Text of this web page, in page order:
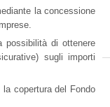
la concessione
possibilità di ottenere
sugli importi
copertura del Fondo